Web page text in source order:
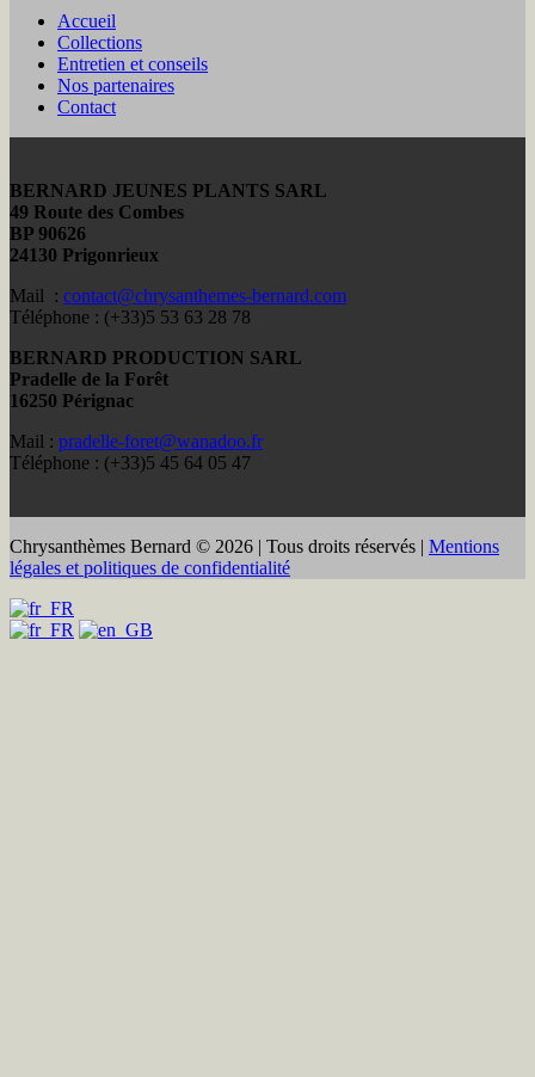
Accueil
Collections
Entretien et conseils
Nos partenaires
Contact
BERNARD JEUNES PLANTS SARL
49 Route des Combes
BP 90626
24130 Prigonrieux
Mail : contact@chrysanthemes-bernard.com
Téléphone : (+33)5 53 63 28 78
BERNARD PRODUCTION SARL
Pradelle de la Forêt
16250 Pérignac
Mail : pradelle-foret@wanadoo.fr
Téléphone : (+33)5 45 64 05 47
Chrysanthèmes Bernard © 2026 | Tous droits réservés | Mentions
légales et politiques de confidentialité